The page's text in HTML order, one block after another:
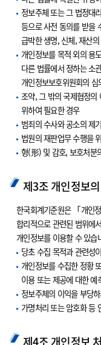
정보주체 또는 그 법정대
등으로 사전 동의를 받을
급박한 생명, 신체, 재산
개인정보를 목적 외의 용
다른 법률에서 정하는 소
개인정보보호위원회의 심
조약, 그 밖의 국제협정의
위하여 필요한 경우
범죄의 수사와 공소의 제
법원의 재판업무 수행을
형(形) 및 감호, 보호처분
제3조 개인정보
한국회계기준원은 「개인
합리적으로 관련된 범위에
개인정보를 이용할 수 있습
당초 수집 목적과 관련성
개인정보를 수집한 정황
이용 또는 제공에 대한 예
정보주체의 이익을 부당
가명처리 또는 암호화 등